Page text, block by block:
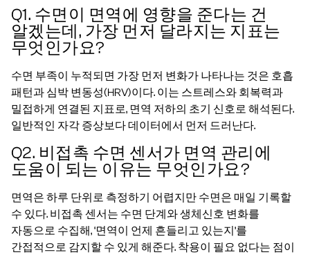
Q1. 수면이 면역에 영향을 준다는 건
알겠는데, 가장 먼저 달라지는 지표는
무엇인가요?
수면 부족이 누적되면 가장 먼저 변화가 나타나는 것은 호흡
패턴과 심박 변동성(HRV)이다. 이는 스트레스와 회복력과
밀접하게 연결된 지표로, 면역 저하의 초기 신호로 해석된다.
일반적인 자각 증상보다 데이터에서 먼저 드러난다.
Q2. 비접촉 수면 센서가 면역 관리에
도움이 되는 이유는 무엇인가요?
면역은 하루 단위로 측정하기 어렵지만 수면은 매일 기록할
수 있다. 비접촉 센서는 수면 단계와 생체신호 변화를
자동으로 수집해, ‘면역이 언제 흔들리고 있는지’를
간접적으로 감지할 수 있게 해준다. 착용이 필요 없다는 점이